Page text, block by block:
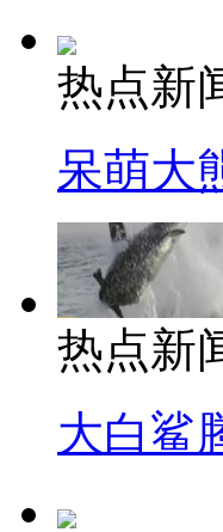
热点新
呆萌大
热点新
大白鲨